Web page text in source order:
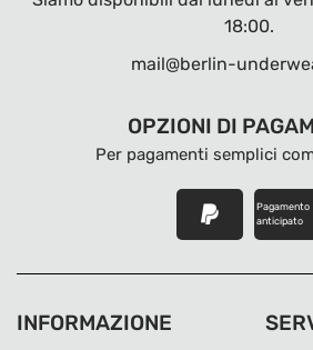
18:00.
mail@berlin-
OPZIONI DI
Per pagamenti semplici
Pagamento
anticipato
INFORMAZIONE